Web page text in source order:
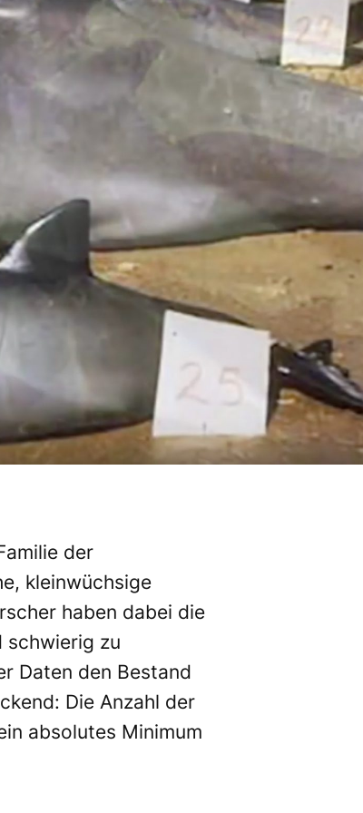
der
kleinwüchsige
haben dabei die
schwierig zu
Daten den Bestand
Die Anzahl der
absolutes Minimum